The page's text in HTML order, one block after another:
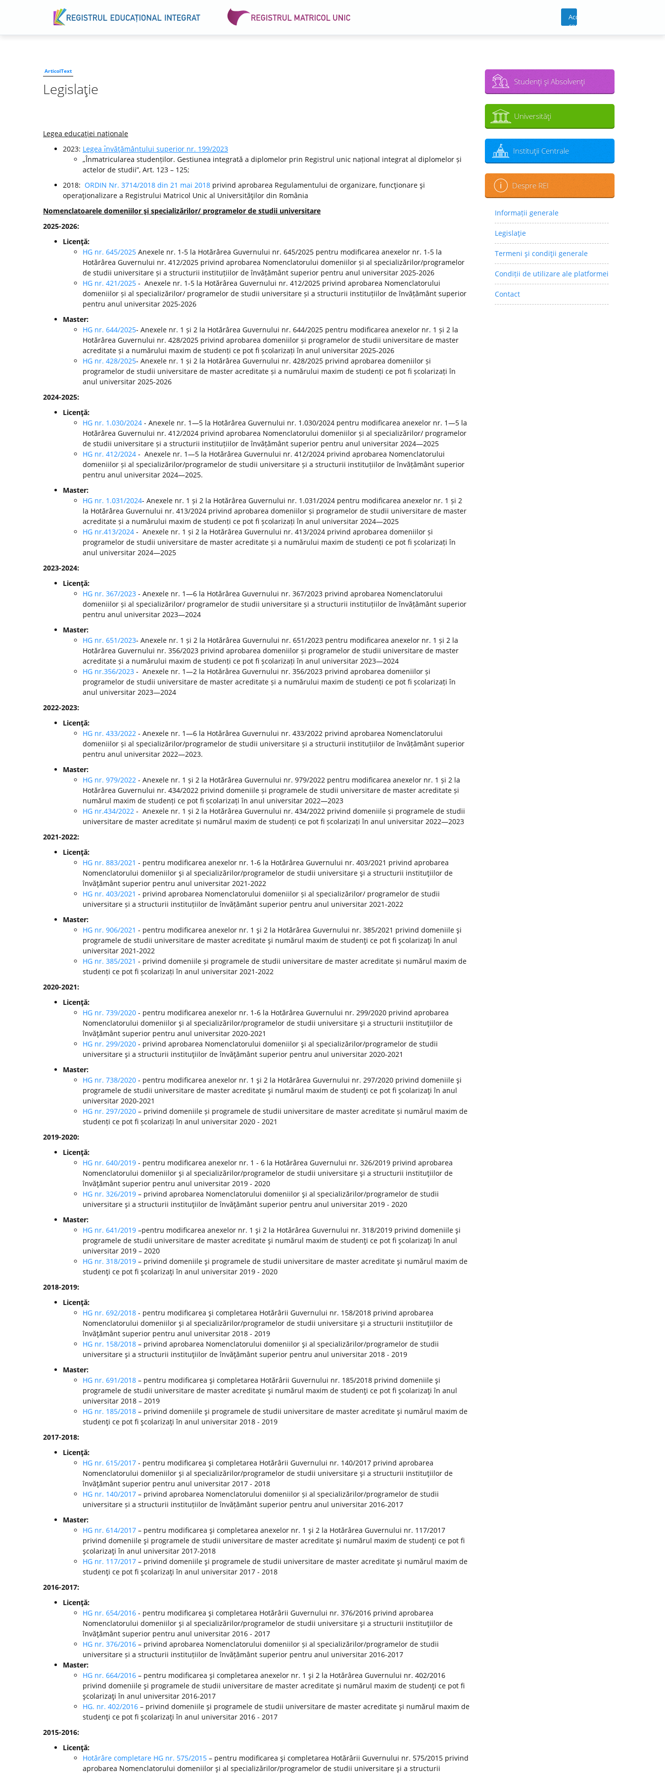
Acces
cont
ArticolText
Legislaţie
Legea educaţiei naţionale
2023: Legea ı̂nvăţământului superior nr. 199/2023
„Înmatricularea studenților. Gestiunea integrată a diplomelor prin Registrul unic național integrat al diplomelor și
actelor de studii”, Art. 123 – 125;
2018: ORDIN Nr. 3714/2018 din 21 mai 2018 privind aprobarea Regulamentului de organizare, funcţionare şi
operaţionalizare a Registrului Matricol Unic al Universităţilor din România
Nomenclatoarele domeniilor şi specializărilor/ programelor de studii universitare
2025-2026:
Licenţă:
HG nr. 645/2025 Anexele nr. 1-5 la Hotărârea Guvernului nr. 645/2025 pentru modificarea anexelor nr. 1-5 la
Hotărârea Guvernului nr. 412/2025 privind aprobarea Nomenclatorului domeniilor și al specializărilor/programelor
de studii universitare și a structurii instituțiilor de învățământ superior pentru anul universitar 2025-2026
HG nr. 421/2025 - Anexele nr. 1-5 la Hotărârea Guvernului nr. 412/2025 privind aprobarea Nomenclatorului
domeniilor și al specializărilor/ programelor de studii universitare și a structurii instituțiilor de învățământ superior
pentru anul universitar 2025-2026
Master:
HG nr. 644/2025- Anexele nr. 1 și 2 la Hotărârea Guvernului nr. 644/2025 pentru modificarea anexelor nr. 1 și 2 la
Hotărârea Guvernului nr. 428/2025 privind aprobarea domeniilor și programelor de studii universitare de master
acreditate și a numărului maxim de studenți ce pot fi școlarizați în anul universitar 2025-2026
HG nr. 428/2025- Anexele nr. 1 și 2 la Hotărârea Guvernului nr. 428/2025 privind aprobarea domeniilor și
programelor de studii universitare de master acreditate și a numărului maxim de studenți ce pot fi școlarizați în
anul universitar 2025-2026
2024-2025:
Licenţă:
HG nr. 1.030/2024 - Anexele nr. 1—5 la Hotărârea Guvernului nr. 1.030/2024 pentru modificarea anexelor nr. 1—5 la
Hotărârea Guvernului nr. 412/2024 privind aprobarea Nomenclatorului domeniilor și al specializărilor/ programelor
de studii universitare și a structurii instituțiilor de învățământ superior pentru anul universitar 2024—2025
HG nr. 412/2024 - Anexele nr. 1—5 la Hotărârea Guvernului nr. 412/2024 privind aprobarea Nomenclatorului
domeniilor și al specializărilor/programelor de studii universitare și a structurii instituțiilor de învățământ superior
pentru anul universitar 2024—2025.
Master:
HG nr. 1.031/2024- Anexele nr. 1 și 2 la Hotărârea Guvernului nr. 1.031/2024 pentru modificarea anexelor nr. 1 și 2
la Hotărârea Guvernului nr. 413/2024 privind aprobarea domeniilor și programelor de studii universitare de master
acreditate și a numărului maxim de studenți ce pot fi școlarizați în anul universitar 2024—2025
HG nr.413/2024 - Anexele nr. 1 și 2 la Hotărârea Guvernului nr. 413/2024 privind aprobarea domeniilor și
programelor de studii universitare de master acreditate și a numărului maxim de studenți ce pot fi școlarizați în
anul universitar 2024—2025
2023-2024:
Licenţă:
HG nr. 367/2023 - Anexele nr. 1—6 la Hotărârea Guvernului nr. 367/2023 privind aprobarea Nomenclatorului
domeniilor și al specializărilor/ programelor de studii universitare și a structurii instituțiilor de învățământ superior
pentru anul universitar 2023—2024
Master:
HG nr. 651/2023- Anexele nr. 1 și 2 la Hotărârea Guvernului nr. 651/2023 pentru modificarea anexelor nr. 1 și 2 la
Hotărârea Guvernului nr. 356/2023 privind aprobarea domeniilor și programelor de studii universitare de master
acreditate și a numărului maxim de studenți ce pot fi școlarizați în anul universitar 2023—2024
HG nr.356/2023 - Anexele nr. 1—2 la Hotărârea Guvernului nr. 356/2023 privind aprobarea domeniilor și
programelor de studii universitare de master acreditate și a numărului maxim de studenți ce pot fi școlarizați în
anul universitar 2023—2024
2022-2023:
Licenţă:
HG nr. 433/2022 - Anexele nr. 1—6 la Hotărârea Guvernului nr. 433/2022 privind aprobarea Nomenclatorului
domeniilor și al specializărilor/programelor de studii universitare și a structurii instituțiilor de învățământ superior
pentru anul universitar 2022—2023.
Master:
HG nr. 979/2022 - Anexele nr. 1 și 2 la Hotărârea Guvernului nr. 979/2022 pentru modificarea anexelor nr. 1 și 2 la
Hotărârea Guvernului nr. 434/2022 privind domeniile și programele de studii universitare de master acreditate și
numărul maxim de studenți ce pot fi școlarizați în anul universitar 2022—2023
HG nr.434/2022 - Anexele nr. 1 și 2 la Hotărârea Guvernului nr. 434/2022 privind domeniile și programele de studii
universitare de master acreditate și numărul maxim de studenți ce pot fi școlarizați în anul universitar 2022—2023
2021-2022:
Licenţă:
HG nr. 883/2021 - pentru modificarea anexelor nr. 1-6 la Hotărârea Guvernului nr. 403/2021 privind aprobarea
Nomenclatorului domeniilor şi al specializărilor/programelor de studii universitare şi a structurii instituţiilor de
învăţământ superior pentru anul universitar 2021-2022
HG nr. 403/2021 - privind aprobarea Nomenclatorului domeniilor și al specializărilor/ programelor de studii
universitare și a structurii instituțiilor de învățământ superior pentru anul universitar 2021-2022
Master:
HG nr. 906/2021 - pentru modificarea anexelor nr. 1 şi 2 la Hotărârea Guvernului nr. 385/2021 privind domeniile şi
programele de studii universitare de master acreditate şi numărul maxim de studenţi ce pot fi şcolarizaţi în anul
universitar 2021-2022
HG nr. 385/2021 - privind domeniile și programele de studii universitare de master acreditate și numărul maxim de
studenți ce pot fi școlarizați în anul universitar 2021-2022
2020-2021:
Licenţă:
HG nr. 739/2020 - pentru modificarea anexelor nr. 1-6 la Hotărârea Guvernului nr. 299/2020 privind aprobarea
Nomenclatorului domeniilor şi al specializărilor/programelor de studii universitare şi a structurii instituţiilor de
învăţământ superior pentru anul universitar 2020-2021
HG nr. 299/2020 - privind aprobarea Nomenclatorului domeniilor şi al specializărilor/programelor de studii
universitare şi a structurii instituţiilor de învăţământ superior pentru anul universitar 2020-2021
Master:
HG nr. 738/2020 - pentru modificarea anexelor nr. 1 şi 2 la Hotărârea Guvernului nr. 297/2020 privind domeniile şi
programele de studii universitare de master acreditate şi numărul maxim de studenţi ce pot fi şcolarizaţi în anul
universitar 2020-2021
HG nr. 297/2020 – privind domeniile și programele de studii universitare de master acreditate și numărul maxim de
studenți ce pot fi școlarizați în anul universitar 2020 - 2021
2019-2020:
Licenţă:
HG nr. 640/2019 - pentru modificarea anexelor nr. 1 - 6 la Hotărârea Guvernului nr. 326/2019 privind aprobarea
Nomenclatorului domeniilor şi al specializărilor/programelor de studii universitare şi a structurii instituţiilor de
învăţământ superior pentru anul universitar 2019 - 2020
HG nr. 326/2019 – privind aprobarea Nomenclatorului domeniilor şi al specializărilor/programelor de studii
universitare şi a structurii instituţiilor de învăţământ superior pentru anul universitar 2019 - 2020
Master:
HG nr. 641/2019 –pentru modificarea anexelor nr. 1 şi 2 la Hotărârea Guvernului nr. 318/2019 privind domeniile şi
programele de studii universitare de master acreditate şi numărul maxim de studenţi ce pot fi şcolarizaţi în anul
universitar 2019 – 2020
HG nr. 318/2019 – privind domeniile şi programele de studii universitare de master acreditate şi numărul maxim de
studenţi ce pot fi şcolarizaţi în anul universitar 2019 - 2020
2018-2019:
Licenţă:
HG nr. 692/2018 - pentru modificarea şi completarea Hotărârii Guvernului nr. 158/2018 privind aprobarea
Nomenclatorului domeniilor şi al specializărilor/programelor de studii universitare şi a structurii instituţiilor de
învăţământ superior pentru anul universitar 2018 - 2019
HG nr. 158/2018 – privind aprobarea Nomenclatorului domeniilor şi al specializărilor/programelor de studii
universitare şi a structurii instituţiilor de învăţământ superior pentru anul universitar 2018 - 2019
Master:
HG nr. 691/2018 – pentru modificarea şi completarea Hotărârii Guvernului nr. 185/2018 privind domeniile şi
programele de studii universitare de master acreditate şi numărul maxim de studenţi ce pot fi şcolarizaţi în anul
universitar 2018 – 2019
HG nr. 185/2018 – privind domeniile şi programele de studii universitare de master acreditate şi numărul maxim de
studenţi ce pot fi şcolarizaţi în anul universitar 2018 - 2019
2017-2018:
Licenţă:
HG nr. 615/2017 - pentru modificarea şi completarea Hotărârii Guvernului nr. 140/2017 privind aprobarea
Nomenclatorului domeniilor şi al specializărilor/programelor de studii universitare şi a structurii instituţiilor de
învăţământ superior pentru anul universitar 2017 - 2018
HG nr. 140/2017 – privind aprobarea Nomenclatorului domeniilor și al specializărilor/programelor de studii
universitare și a structurii instituțiilor de învățământ superior pentru anul universitar 2016-2017
Master:
HG nr. 614/2017 – pentru modificarea şi completarea anexelor nr. 1 şi 2 la Hotărârea Guvernului nr. 117/2017
privind domeniile şi programele de studii universitare de master acreditate şi numărul maxim de studenţi ce pot fi
şcolarizaţi în anul universitar 2017-2018
HG nr. 117/2017 – privind domeniile şi programele de studii universitare de master acreditate şi numărul maxim de
studenţi ce pot fi şcolarizaţi în anul universitar 2017 - 2018
2016-2017:
Licenţă:
HG nr. 654/2016 - pentru modificarea şi completarea Hotărârii Guvernului nr. 376/2016 privind aprobarea
Nomenclatorului domeniilor şi al specializărilor/programelor de studii universitare şi a structurii instituţiilor de
învăţământ superior pentru anul universitar 2016 - 2017
HG nr. 376/2016 – privind aprobarea Nomenclatorului domeniilor și al specializărilor/programelor de studii
universitare și a structurii instituțiilor de învățământ superior pentru anul universitar 2016-2017
Master:
HG nr. 664/2016 – pentru modificarea şi completarea anexelor nr. 1 şi 2 la Hotărârea Guvernului nr. 402/2016
privind domeniile şi programele de studii universitare de master acreditate şi numărul maxim de studenţi ce pot fi
şcolarizaţi în anul universitar 2016-2017
HG. nr. 402/2016 – privind domeniile şi programele de studii universitare de master acreditate şi numărul maxim de
studenţi ce pot fi şcolarizaţi în anul universitar 2016 - 2017
2015-2016:
Licenţă:
Hotărâre completare HG nr. 575/2015 – pentru modificarea şi completarea Hotărârii Guvernului nr. 575/2015 privind
aprobarea Nomenclatorului domeniilor şi al specializărilor/programelor de studii universitare şi a structurii
Studenţi şi Absolvenţi
Universităţi
Instituţii Centrale
Despre REI
Informații generale
Legislaţie
Termeni şi condiţii generale
Condiții de utilizare ale platformei
Contact